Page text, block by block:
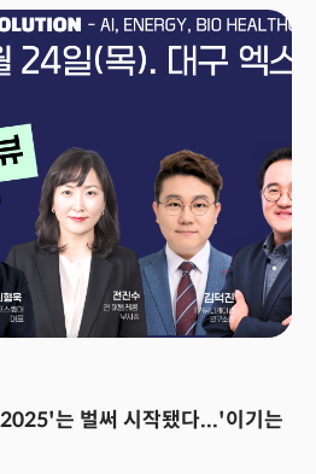
지능이며 언어 지능만큼 근본적인 게 공간
시각 정보를 인식, 처리하는 능력과
통해 인간은 주변 세계를 이해하고,
. 리 CEO는 “더 많은 가능성, 미지의 세계를
라며 “우리는 앞으로 나아갈 것이다.
고 했다. 창작, 디자인, 학습, AR/VR, 로봇
다는 설명이다. 월드랩스는 이를 위해
하고 있다고 밝혔다. 리 CEO의 대담한
톱 VC(벤처캐피털)들은 2억3000만달러(약
었다. 2006년 이미지넷 프로젝트를 시작,
‘AI 대모(Godmother)’와 월드랩스
한 이유는 무엇일까?
는 벌써 시작됐다...'이기는